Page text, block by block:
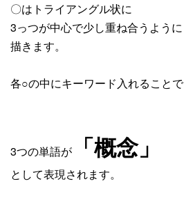
〇はトライアングル状に
3っつが中心で少し重ね合うように
描きます。
各○の中にキーワード入れることで
3つの単語が 「概念」
として表現されます。